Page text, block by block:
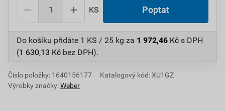
KS Poptat
Do košíku přidáte 1 KS / 25 kg za 1 972,46 Kč s DPH
(1 630,13 Kč bez DPH).
Číslo položky: 1640156177
Katalogový kód: XU1GZ
Výrobky značky:Weber